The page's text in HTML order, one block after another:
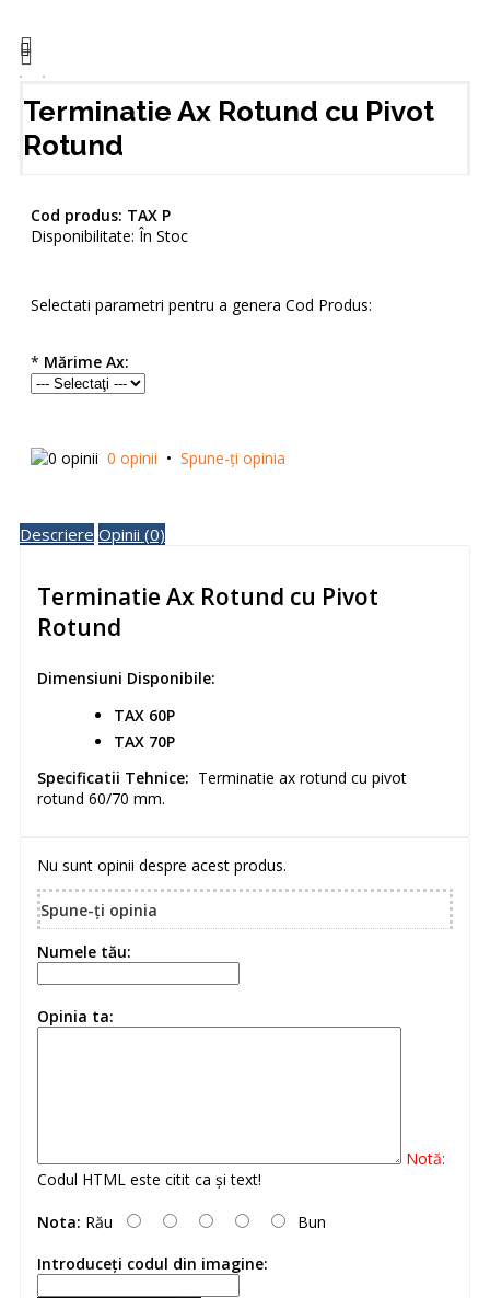
Terminatie Ax Rotund cu Pivot
Rotund
Cod produs: TAX P
Disponibilitate: În Stoc
Selectati parametri pentru a genera Cod Produs:
* Mărime Ax:
0 opinii • Spune-ţi opinia
Descriere Opinii (0)
Terminatie Ax Rotund cu Pivot
Rotund
Dimensiuni Disponibile:
TAX 60P
TAX 70P
Specificatii Tehnice: Terminatie ax rotund cu pivot
rotund 60/70 mm.
Nu sunt opinii despre acest produs.
Spune-ţi opinia
Numele tău:
Opinia ta:
Notă:
Codul HTML este citit ca şi text!
Nota: Rău
Bun
Introduceţi codul din imagine: